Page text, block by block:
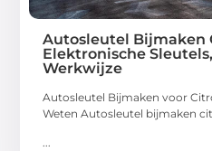
Autosleutel Bijmaken
Elektronische
Werkwijze
Autosleutel Bijmaken voor
Weten Autosleutel bijmaken
...